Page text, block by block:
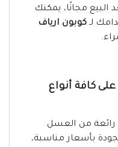
البيع مجانًا، يمكنك
لـ كوبون ارياف
النحل حتى 30% على كافة أنواع
من العسل
بأسعار مناسبة،